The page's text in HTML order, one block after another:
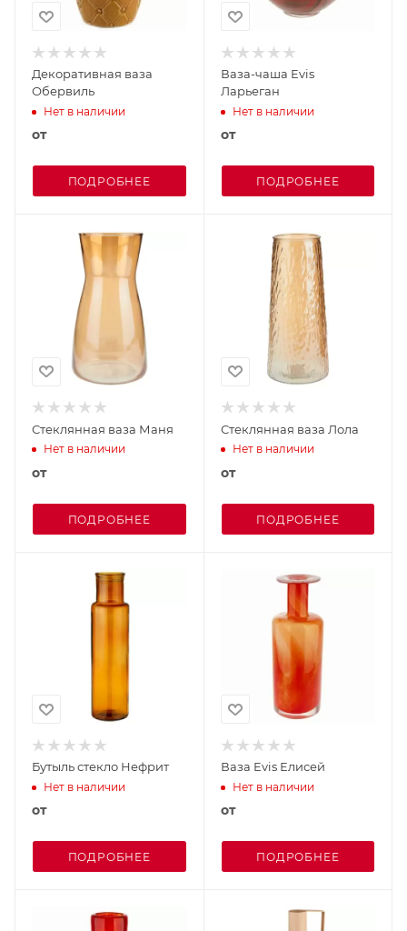
Декоративная ваза
Обервиль
Нет в наличии
от
ПОДРОБНЕЕ
Ваза-чаша Evis
Ларьеган
Нет в наличии
от
ПОДРОБНЕЕ
Стеклянная ваза Маня
Нет в наличии
от
ПОДРОБНЕЕ
Стеклянная ваза Лола
Нет в наличии
от
ПОДРОБНЕЕ
Бутыль стекло Нефрит
Нет в наличии
от
ПОДРОБНЕЕ
Ваза Evis Елисей
Нет в наличии
от
ПОДРОБНЕЕ